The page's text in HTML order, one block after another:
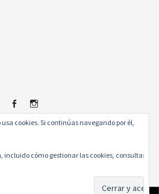
FacebookInstagram
© 2026.
cookies. Si continúas navegando por él,
incluido cómo gestionar las cookies, consulta: